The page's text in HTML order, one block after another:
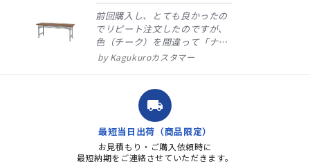
前回購入し、とても良かったの
でリピート注文したのですが、
色（チーク）を間違って「ナチ
ュラル」としてしまいました。
ました。商品到着も早く、品
質・使いやすさで満足していま
す。また、リピートするときは
よろしくお...
Kagukuroカスタマー
local_shipping
最短当日出荷（商品限定）
お見積もり・ご購入依頼時に
最短納期をご連絡させていただきます。